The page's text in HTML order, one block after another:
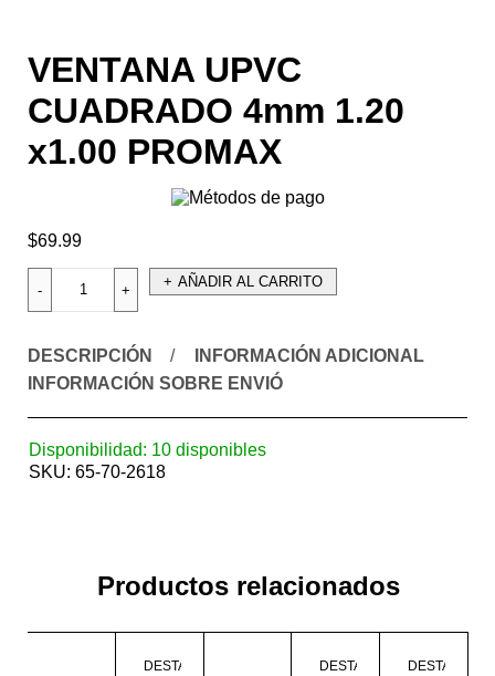
VENTANA UPVC
CUADRADO 4mm 1.20
x1.00 PROMAX
$69.99
AÑADIR AL CARRITO
DESCRIPCIÓN
INFORMACIÓN ADICIONAL
INFORMACIÓN SOBRE ENVIÓ
Disponibilidad: 10 disponibles
SKU: 65-70-2618
Productos relacionados
DESTACADO DESTACADO DESTACADO